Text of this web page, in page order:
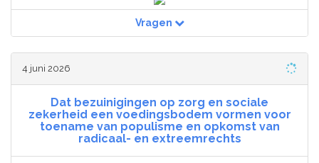
Vragen
4 juni 2026
Dat bezuinigingen op zorg en sociale
zekerheid een voedingsbodem vormen voor
toename van populisme en opkomst van
radicaal- en extreemrechts